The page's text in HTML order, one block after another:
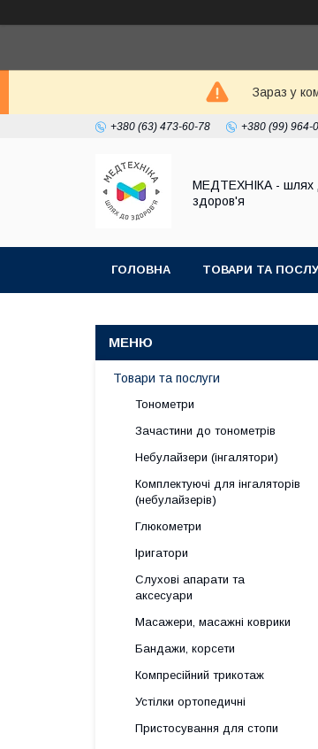
Зараз у
+380 (63) 473-60-78 +380 (99) 964-
МЕДТЕХНІКА - шлях
здоров'я
ГОЛОВНА ТОВАРИ ТА
Товари та послуги
Тонометри
Зачастини до тонометрів
Небулайзери (інгалятори)
Комплектуючі для інгаляторів
(небулайзерів)
Глюкометри
Іригатори
Слухові апарати та
аксесуари
Масажери, масажні коврики
Бандажи, корсети
Компресійний трикотаж
Устілки ортопедичні
Пристосування для стопи